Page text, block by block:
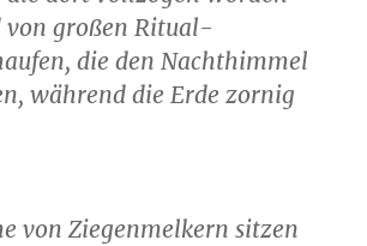
von großen Ritual-
die den Nachthimmel
während die Erde zornig
von Ziegenmelkern sitzen